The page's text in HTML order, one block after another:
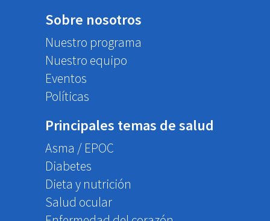
Sobre nosotros
Nuestro programa
Nuestro equipo
Eventos
Políticas
Principales temas de salud
Asma / EPOC
Diabetes
Dieta y nutrición
Salud ocular